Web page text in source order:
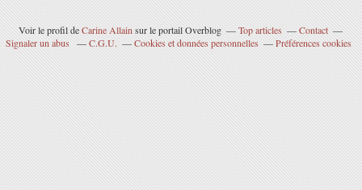
Voir le profil deCarine Allainsur le portail Overblog Top articles
Contact
Signaler un abus
C.G.U. Cookies et données personnelles Préférences cookies